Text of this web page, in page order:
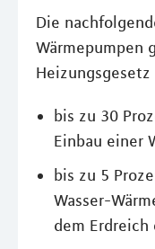
Die
Wärmepumpen
Heizungsgesetz
bis zu 30
Einbau einer
bis zu 5
Wasser-
dem Erdreich